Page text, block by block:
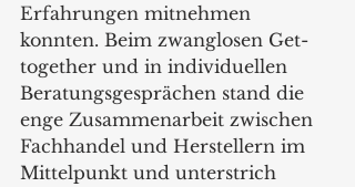
Erfahrungen mitnehmen
konnten. Beim zwanglosen Get-
together und in individuellen
Beratungsgesprächen stand die
enge Zusammenarbeit zwischen
Fachhandel und Herstellern im
Mittelpunkt und unterstrich